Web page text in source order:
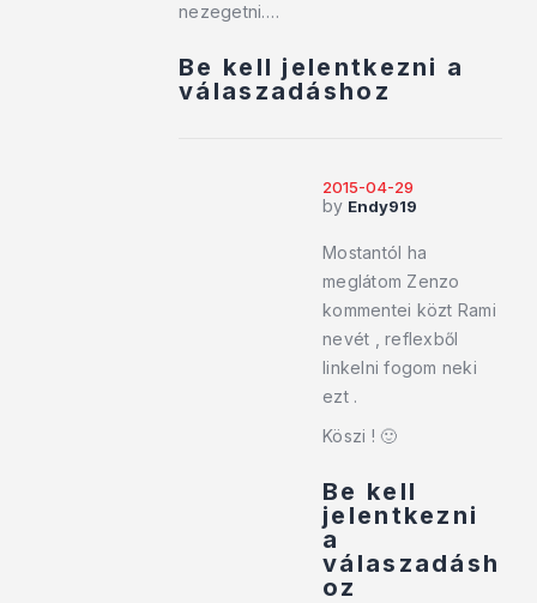
nezegetni….
Be kell jelentkezni a
válaszadáshoz
2015-04-29
by Endy919
Mostantól ha
meglátom Zenzo
kommentei közt Rami
nevét , reflexből
linkelni fogom neki
ezt .
Köszi ! 🙂
Be kell
jelentkezni
a
válaszadásh
oz